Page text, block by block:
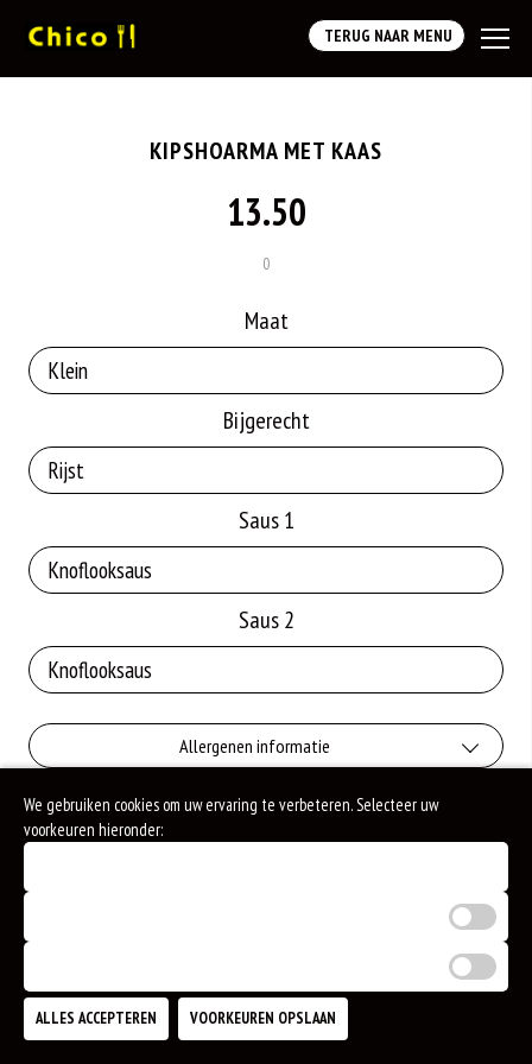
TERUG NAAR MENU
KIPSHOARMA MET KAAS
13.50
0
Maat
Bijgerecht
Saus 1
Saus 2
Allergenen informatie
Geen aangegeven allergenen.
We gebruiken cookies om uw ervaring te verbeteren. Selecteer uw
voorkeuren hieronder:
ALLES ACCEPTEREN VOORKEUREN OPSLAAN